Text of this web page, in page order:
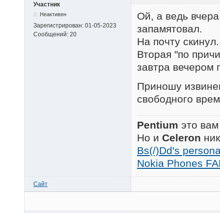
Участник
Неактивен
Зарегистрирован: 01-05-2023
Сообщений: 20
Ой, а ведь
запамятовал.
На почту скинул.
Вторая "по
завтра вечером
Приношу
свободного
Pentium это
Но и Celeron
Bs(/)Dd's
Nokia Phones
Сайт